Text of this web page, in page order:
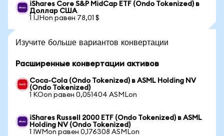
iShares Core S&P MidCap ETF (Ondo Tokenized) в
Доллар США
1 IJHon равен 78,01 $
Изучите больше вариантов конвертации
Расширенные конвертации активов
Coca-Cola (Ondo Tokenized) в ASML Holding NV
(Ondo Tokenized)
1 KOon равен 0,051404 ASMLon
iShares Russell 2000 ETF (Ondo Tokenized) в ASML
Holding NV (Ondo Tokenized)
1 IWMon равен 0,176308 ASMLon